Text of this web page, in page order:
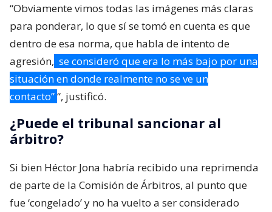
“Obviamente vimos todas las imágenes más claras
para ponderar, lo que sí se tomó en cuenta es que
dentro de esa norma, que habla de intento de
agresión, se consideró que era lo más bajo por una
situación en donde realmente no se ve un
contacto”“, justificó.
¿Puede el tribunal sancionar al
árbitro?
Si bien Héctor Jona habría recibido una reprimenda
de parte de la Comisión de Árbitros, al punto que
fue ‘congelado’ y no ha vuelto a ser considerado